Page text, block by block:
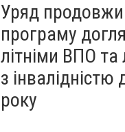
Уряд
програму
літніми ВПО
з інвалідністю
року